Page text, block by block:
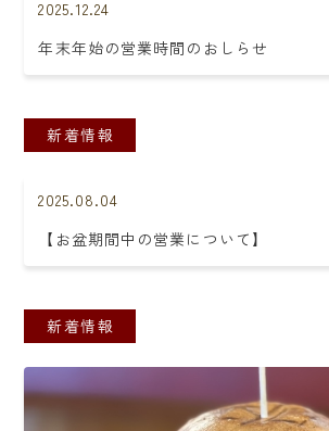
2025.12.24
年末年始の営業時間のおしらせ
新着情報
2025.08.04
【お盆期間中の営業について】
新着情報